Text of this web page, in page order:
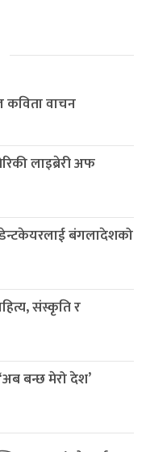
कविता वाचन
लाइब्रेरी अफ
बंगलादेशको
संस्कृति र
बन्छ मेरो देश’